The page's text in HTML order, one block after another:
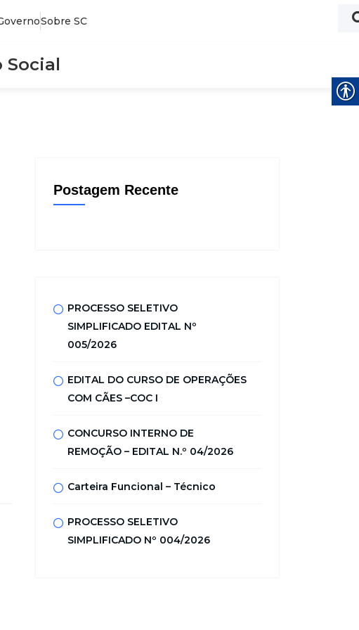
Sobre SC
Social
Postagem Recente
PROCESSO SELETIVO
SIMPLIFICADO EDITAL Nº
005/2026
EDITAL DO CURSO DE OPERAÇÕES
COM CÃES –COC I
CONCURSO INTERNO DE
REMOÇÃO – EDITAL N.º 04/2026
Carteira Funcional – Técnico
PROCESSO SELETIVO
SIMPLIFICADO Nº 004/2026